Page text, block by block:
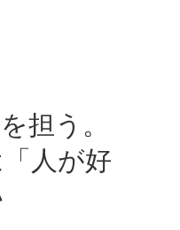
担う。
人が好